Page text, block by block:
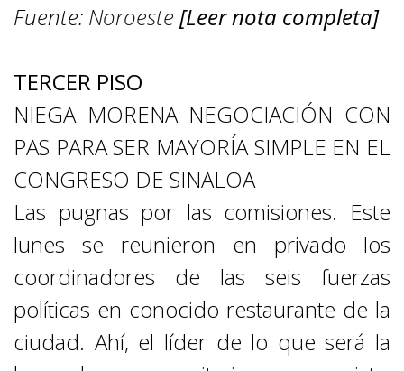
Fuente: Noroeste [Leer nota completa]
TERCER PISO
NIEGA MORENA NEGOCIACIÓN CON
PAS PARA SER MAYORÍA SIMPLE EN EL
CONGRESO DE SINALOA
Las pugnas por las comisiones. Este
lunes se reunieron en privado los
coordinadores de las seis fuerzas
políticas en conocido restaurante de la
ciudad. Ahí, el líder de lo que será la